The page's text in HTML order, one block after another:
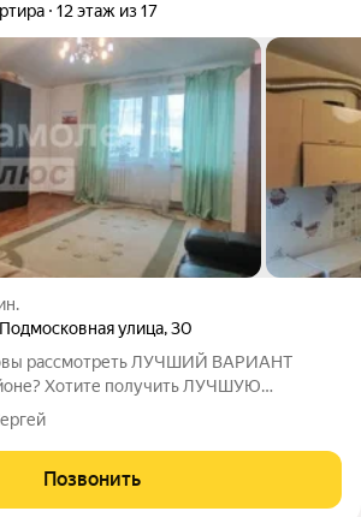
12 этаж из 17
Подмосковная улица,30
рассмотреть ЛУЧШИЙ ВАРИАНТ
Хотите получить ЛУЧШУЮ
в этом районе? Ищите квартиру с
Тогда эта КВАРТИРА ДЛЯ ВАС!
расположенная по адресу:
Позвонить